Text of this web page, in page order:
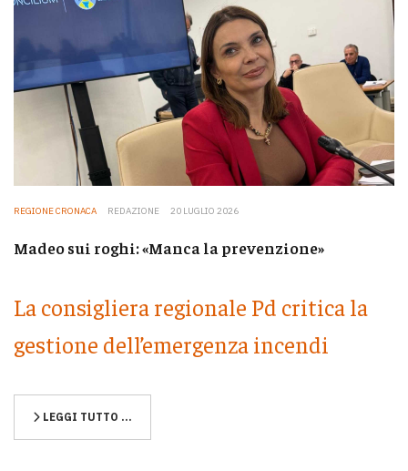
REGIONE CRONACA REDAZIONE 20 LUGLIO 2026
Madeo sui roghi: «Manca la prevenzione»
La consigliera regionale Pd critica la
gestione dell’emergenza incendi
LEGGI TUTTO …